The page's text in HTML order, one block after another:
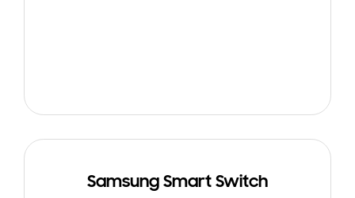
Samsung Smart Switch